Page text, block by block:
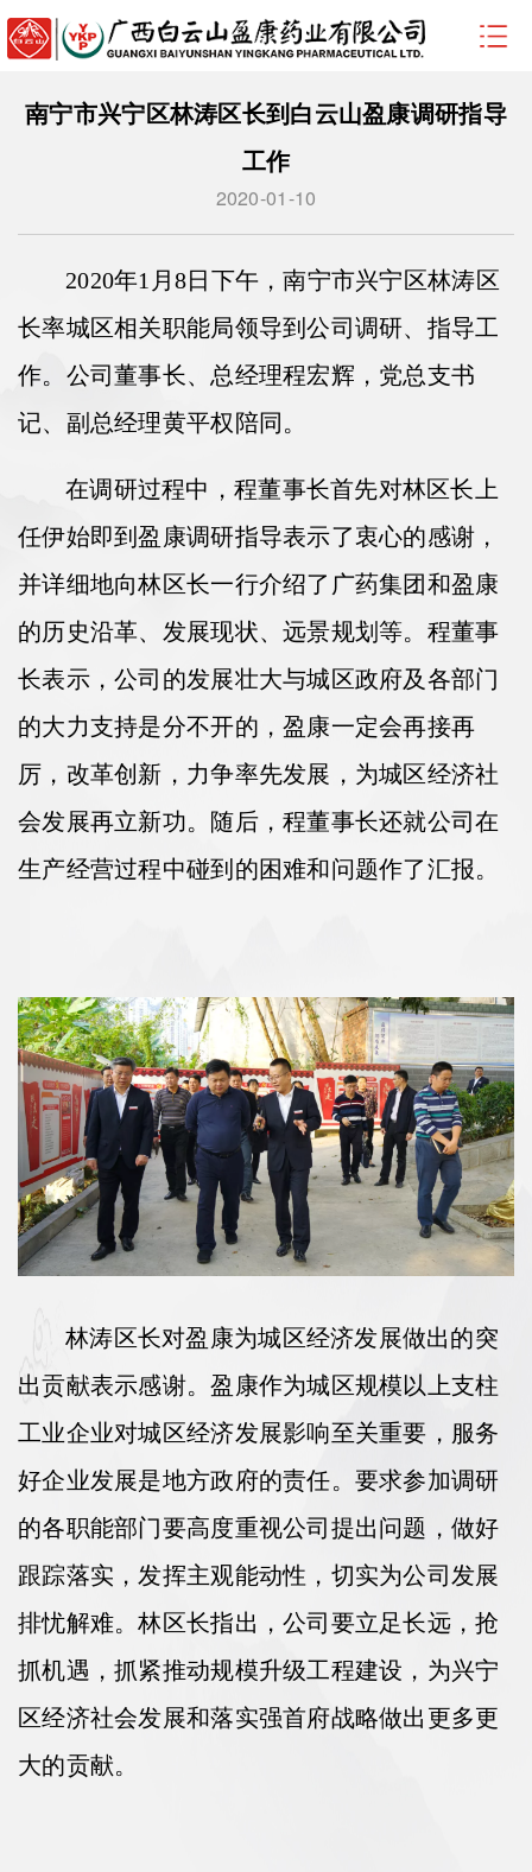
南宁市兴宁区林涛区长到白云山盈康调研指导
工作
2020-01-10
2020年1月8日下午，南宁市兴宁区林涛区
长率城区相关职能局领导到公司调研、指导工
作。公司董事长、总经理程宏辉，党总支书
记、副总经理黄平权陪同。
在调研过程中，程董事长首先对林区长上
任伊始即到盈康调研指导表示了衷心的感谢，
并详细地向林区长一行介绍了广药集团和盈康
的历史沿革、发展现状、远景规划等。程董事
长表示，公司的发展壮大与城区政府及各部门
的大力支持是分不开的，盈康一定会再接再
厉，改革创新，力争率先发展，为城区经济社
会发展再立新功。随后，程董事长还就公司在
生产经营过程中碰到的困难和问题作了汇报。
林涛区长对盈康为城区经济发展做出的突
出贡献表示感谢。盈康作为城区规模以上支柱
工业企业对城区经济发展影响至关重要，服务
好企业发展是地方政府的责任。要求参加调研
的各职能部门要高度重视公司提出问题，做好
跟踪落实，发挥主观能动性，切实为公司发展
排忧解难。林区长指出，公司要立足长远，抢
抓机遇，抓紧推动规模升级工程建设，为兴宁
区经济社会发展和落实强首府战略做出更多更
大的贡献。